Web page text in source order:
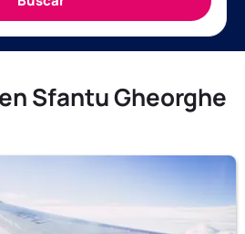
Sfantu Gheorghe